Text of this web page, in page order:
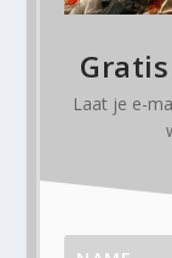
Laat je e-